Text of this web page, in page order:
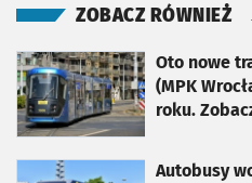
ZOBACZ RÓWNIEŻ
Oto nowe
(MPK
roku.
otworzy się w nowej karcie
Autobusy
otworzy się w nowej karcie